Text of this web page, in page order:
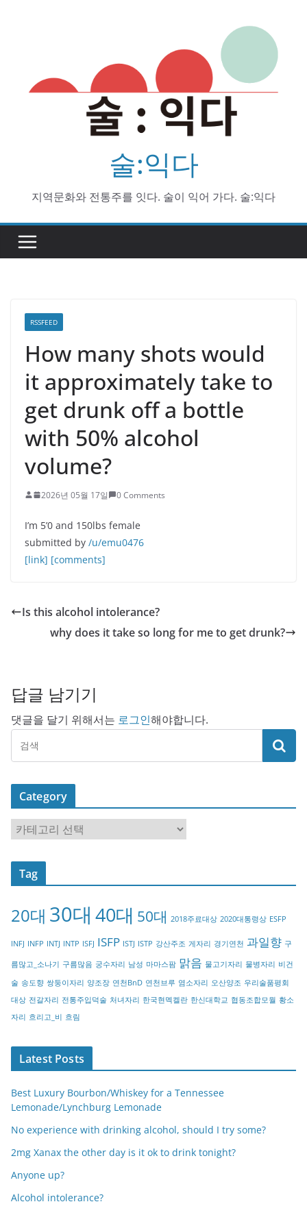
술:익다
지역문화와 전통주를 잇다. 술이 익어 가다. 술:익다
RSSFEED
How many shots would
it approximately take to
get drunk off a bottle
with 50% alcohol
volume?
2026년 05월 17일 0 Comments
I’m 5’0 and 150lbs female
submitted by /u/emu0476
[link] [comments]
Is this alcohol intolerance?
why does it take so long for me to get drunk?
답글 남기기
댓글을 달기 위해서는 로그인해야합니다.
Category
a
t
o
y
Tag
20대 30대 40대 50대 2018주료대상 2020대통령상 ESFP
INFJ INFP INTJ INTP ISFJ ISFP ISTJ ISTP 강산주조 게자리 경기연천 과일향 구
름많고_소나기 구름많음 궁수자리 남성 마마스팜 맑음 물고기자리 물병자리 비건
술 송도향 쌍둥이자리 양조장 연천BnD 연천브루 염소자리 오산양조 우리술품평회
대상 전갈자리 전통주입덕술 처녀자리 한국현멕켈란 한신대학교 협동조합모월 황소
자리 흐리고_비 흐림
Latest Posts
Best Luxury Bourbon/Whiskey for a Tennessee
Lemonade/Lynchburg Lemonade
No experience with drinking alcohol, should I try some?
2mg Xanax the other day is it ok to drink tonight?
Anyone up?
Alcohol intolerance?